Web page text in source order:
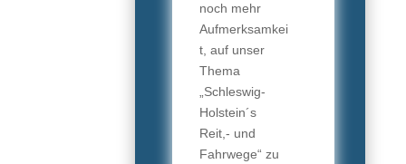
noch mehr
Aufmerksamkei
t, auf unser
Thema
„Schleswig-
Holstein´s
Reit,- und
Fahrwege“ zu